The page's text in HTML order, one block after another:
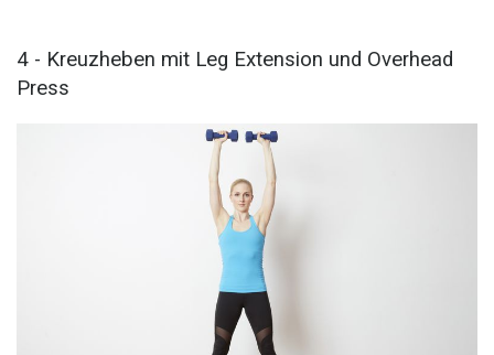
4 - Kreuzheben mit Leg Extension und Overhead
Press